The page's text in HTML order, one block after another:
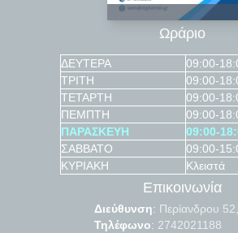
Ωράριο
ΔΕΥΤΕΡΑ
09:00-
ΤΡΙΤΗ
09:00-
ΤΕΤΑΡΤΗ
09:00-
ΠΕΜΠΤΗ
09:00-
ΠΑΡΑΣΚΕΥΗ
09:00-
ΣΑΒΒΑΤΟ
09:00-
ΚΥΡΙΑΚΗ
Κλειστά
Επικοινωνία
Διεύθυνση: Περίανδρου
Τηλέφωνο: 2742021188